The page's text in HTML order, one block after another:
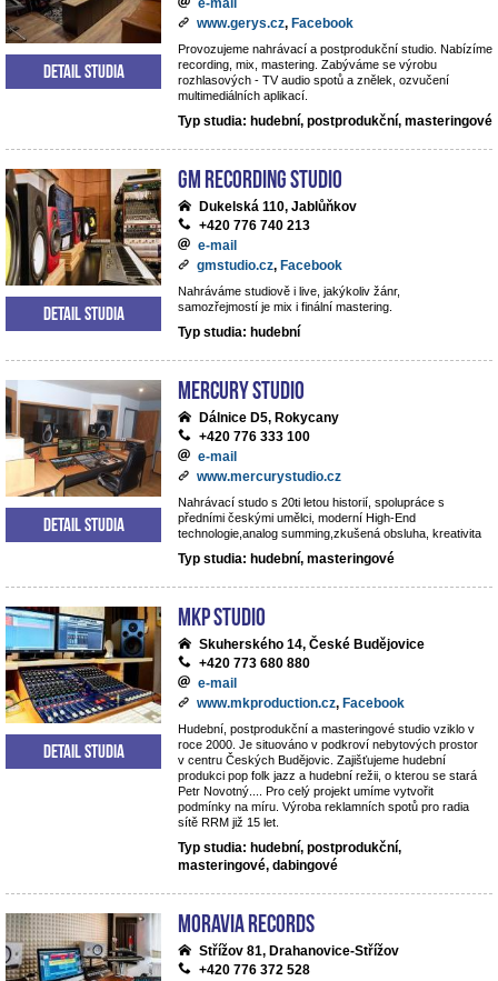
e-mail
www.gerys.cz, Facebook
Provozujeme nahrávací a postprodukční studio. Nabízíme
recording, mix, mastering. Zabýváme se výrobu
rozhlasových - TV audio spotů a znělek, ozvučení
multimediálních aplikací.
Typ studia: hudební, postprodukční, masteringové
Detail studia
GM Recording Studio
Dukelská 110, Jablůňkov
+420 776 740 213
e-mail
gmstudio.cz, Facebook
Nahráváme studiově i live, jakýkoliv žánr,
samozřejmostí je mix i finální mastering.
Typ studia: hudební
Detail studia
Mercury studio
Dálnice D5, Rokycany
+420 776 333 100
e-mail
www.mercurystudio.cz
Nahrávací studo s 20ti letou historií, spolupráce s
předními českými umělci, moderní High-End
technologie,analog summing,zkušená obsluha, kreativita
Typ studia: hudební, masteringové
Detail studia
MKP STUDIO
Skuherského 14, České Budějovice
+420 773 680 880
e-mail
www.mkproduction.cz, Facebook
Hudební, postprodukční a masteringové studio vziklo v
roce 2000. Je situováno v podkroví nebytových prostor
v centru Českých Budějovic. Zajišťujeme hudební
produkci pop folk jazz a hudební režii, o kterou se stará
Petr Novotný.... Pro celý projekt umíme vytvořit
podmínky na míru. Výroba reklamních spotů pro radia
sítě RRM již 15 let.
Typ studia: hudební, postprodukční,
masteringové, dabingové
Detail studia
Moravia Records
Střížov 81, Drahanovice-Střížov
+420 776 372 528